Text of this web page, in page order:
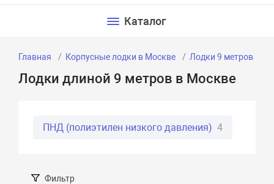
Каталог
Главная Корпусные лодки в Москве Лодки 9 метров
Лодки длиной 9 метров в Москве
ПНД (полиэтилен низкого давления) 4
Фильтр